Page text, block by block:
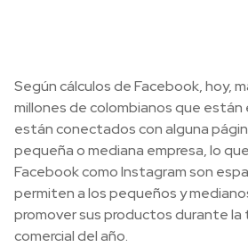
Según cálculos de Facebook, hoy,
millones de colombianos que están
están conectados con alguna
pequeña o mediana empresa, lo
Facebook como Instagram son
permiten a los pequeños y
promover sus productos durante la
comercial del año.